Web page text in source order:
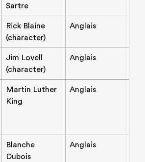
Sartre
Rick Blaine
(character)
Anglais
Jim Lovell
(character)
Anglais
Martin Luther
King
Anglais
Blanche
Dubois
Anglais